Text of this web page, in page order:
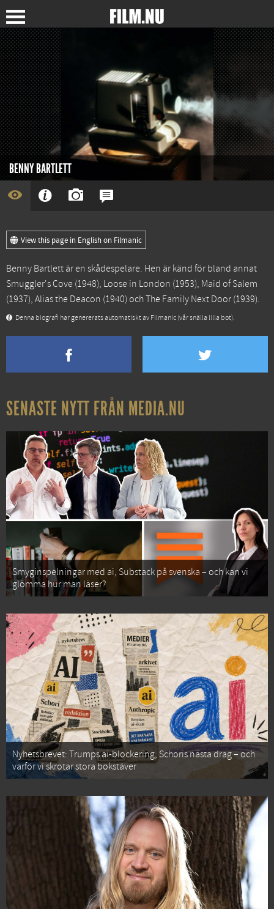
BENNY BARTLETT
View this page in English on Filmanic
Benny Bartlett är en skådespelare. Hen är känd för bland annat
Smuggler's Cove (1948), Loose in London (1953), Maid of Salem
(1937), Alias the Deacon (1940) ochThe Family Next Door (1939).
Denna biografi har genererats automatiskt av Filmanic (vår snälla lilla bot).
SENASTE NYTT FRÅN MEDIA.NU
Smyginspelningar med ai, Substack på svenska – och kan vi
glömma hur man läser?
Nyhetsbrevet: Trumps ai-blockering, Schoris nästa drag – och
varför vi skrotar stora bokstäver